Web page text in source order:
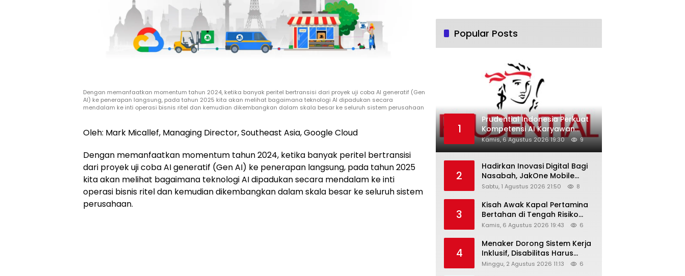
Dengan memanfaatkan momentum tahun 2024, ketika banyak peritel bertransisi dari proyek uji coba AI generatif (Gen
AI) ke penerapan langsung, pada tahun 2025 kita akan melihat bagaimana teknologi AI dipadukan secara
mendalam ke inti operasi bisnis ritel dan kemudian dikembangkan dalam skala besar ke seluruh sistem perusahaan
Oleh: Mark Micallef, Managing Director, Southeast Asia, Google Cloud
Dengan memanfaatkan momentum tahun 2024, ketika banyak peritel bertransisi
dari proyek uji coba AI generatif (Gen AI) ke penerapan langsung, pada tahun 2025
kita akan melihat bagaimana teknologi AI dipadukan secara mendalam ke inti
operasi bisnis ritel dan kemudian dikembangkan dalam skala besar ke seluruh sistem
perusahaan.
Popular Posts
1
Prudential Indonesia Perkuat
Kompetensi AI Karyawan
Lewat AI Week
Kamis, 6 Agustus 2026 19:30 9
2
Hadirkan Inovasi Digital Bagi
Nasabah, JakOne Mobile
Antar Bank Jakarta Sukses
Awards 2026
Sabtu, 1 Agustus 2026 21:50 8
3
Kisah Awak Kapal Pertamina
Bertahan di Tengah Risiko
Pelayaran Selat Hormuz
Kamis, 6 Agustus 2026 19:43 6
4
Menaker Dorong Sistem Kerja
Inklusif, Disabilitas Harus
Dapat Kesempatan Setara
Minggu, 2 Agustus 2026 11:13 6